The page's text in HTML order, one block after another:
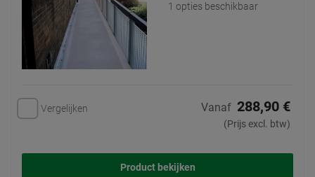
1 opties beschikbaar
Vergelijken Vanaf 288,90 €
(Prijs excl. btw)
Product bekijken